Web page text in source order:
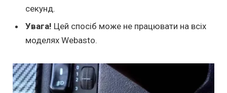
секунд.
Увага! Цей спосіб може не працювати на всіх
моделях Webasto.